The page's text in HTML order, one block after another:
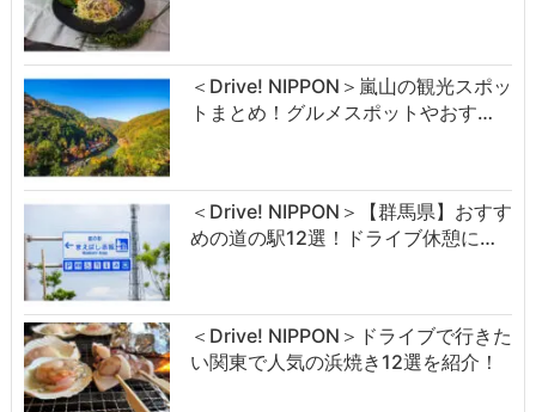
＜Drive! NIPPON＞嵐山の観光スポッ
トまとめ！グルメスポットやおす…
＜Drive! NIPPON＞【群馬県】おすす
めの道の駅12選！ドライブ休憩に…
＜Drive! NIPPON＞ドライブで行きた
い関東で人気の浜焼き12選を紹介！